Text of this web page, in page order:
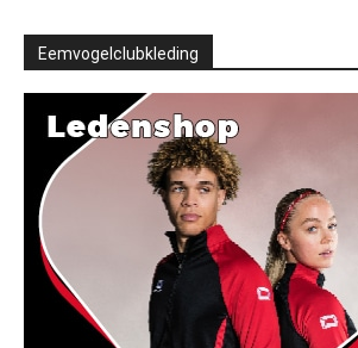
Eemvogelclubkleding